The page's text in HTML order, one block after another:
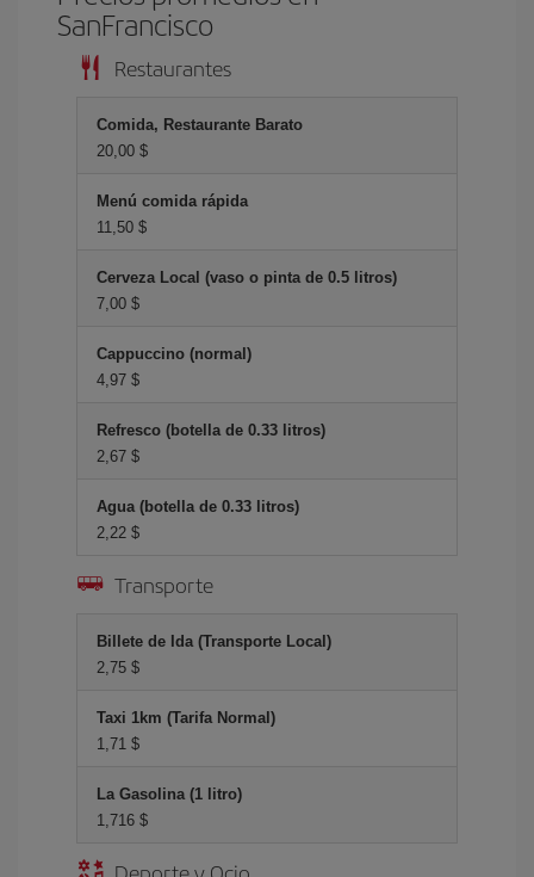
SanFrancisco
Restaurantes
Comida, Restaurante Barato
20,00 $
Menú comida rápida
11,50 $
Cerveza Local (vaso o pinta de 0.5 litros)
7,00 $
Cappuccino (normal)
4,97 $
Refresco (botella de 0.33 litros)
2,67 $
Agua (botella de 0.33 litros)
2,22 $
Transporte
Billete de Ida (Transporte Local)
2,75 $
Taxi 1km (Tarifa Normal)
1,71 $
La Gasolina (1 litro)
1,716 $